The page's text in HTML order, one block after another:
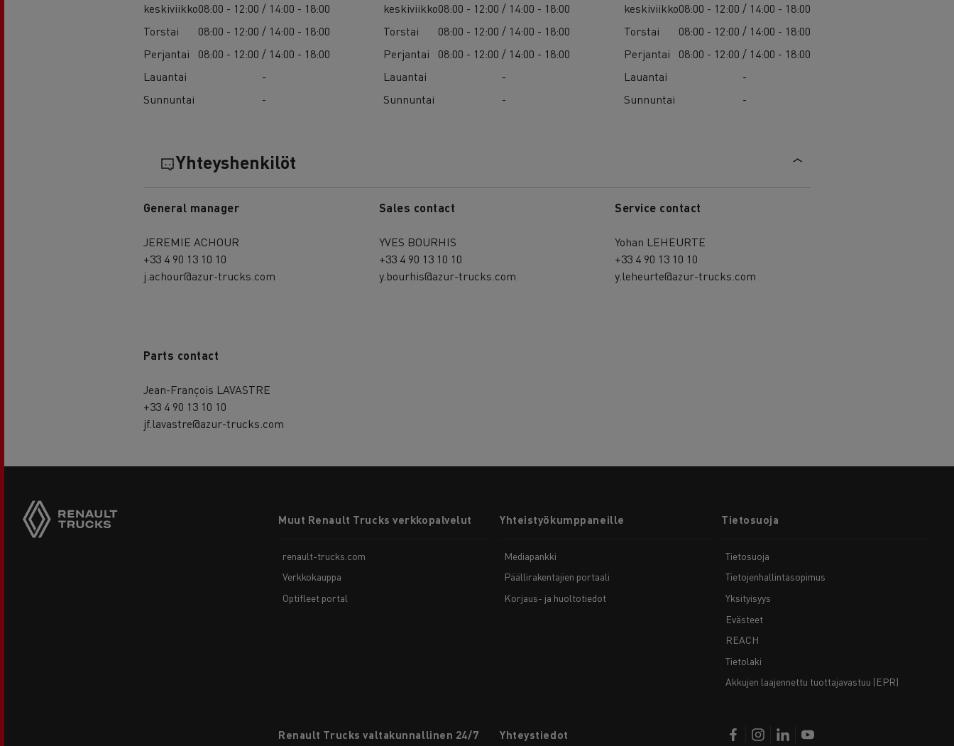
keskiviikko08:00 - 12:00 / 14:00 - 18:00
Torstai
08:00 - 12:00 / 14:00 - 18:00
Perjantai
08:00 - 12:00 / 14:00 - 18:00
Lauantai
-
Sunnuntai
-
keskiviikko08:00 - 12:00 / 14:00 - 18:00
Torstai
08:00 - 12:00 / 14:00 - 18:00
Perjantai
08:00 - 12:00 / 14:00 - 18:00
Lauantai
-
Sunnuntai
-
keskiviikko08:00 - 12:00 / 14:00 - 18:00
Torstai
08:00 - 12:00 / 14:00 - 18:00
Perjantai
08:00 - 12:00 / 14:00 - 18:00
Lauantai
-
Sunnuntai
-
Yhteyshenkilöt
General manager
JEREMIE ACHOUR
+33 4 90 13 10 10
j.achour@azur-trucks.com
Sales contact
YVES BOURHIS
+33 4 90 13 10 10
y.bourhis@azur-trucks.com
Service contact
Yohan LEHEURTE
+33 4 90 13 10 10
y.leheurte@azur-trucks.com
Parts contact
Jean-François LAVASTRE
+33 4 90 13 10 10
jf.lavastre@azur-trucks.com
menuMuut Renault Trucks verkkopalvelut
renault-trucks.com
Verkkokauppa
Optifleet portal
Yhteistyökumppaneille
Mediapankki
Päällirakentajien portaali
Korjaus- ja huoltotiedot
Tietosuoja
Tietosuoja
Tietojenhallintasopimus
Yksityisyys
Evästeet
REACH
Tietolaki
Akkujen laajennettu tuottajavastuu (EPR)
Renault Trucks valtakunnallinen 24/7
Yhteystiedot